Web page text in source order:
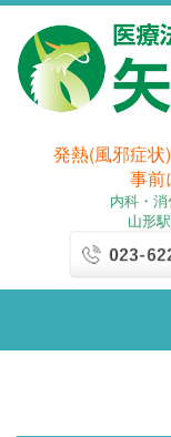
発熱(風邪症
事前
内科・消
山形